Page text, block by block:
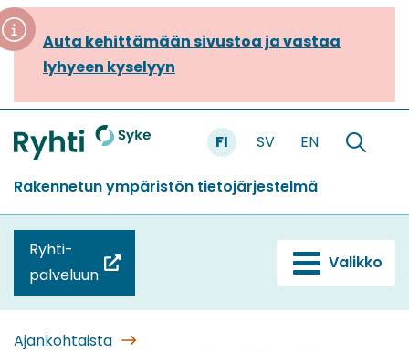
Siirry
sisältöönAuta kehittämään sivustoa ja vastaa
lyhyeen kyselyyn
Etusivu
FI SV EN
Hae
Rakennetun ympäristön tietojärjestelmä
Ryhti-
palveluun
(siirryt
toiseen
Valikko
Ajankohtaista